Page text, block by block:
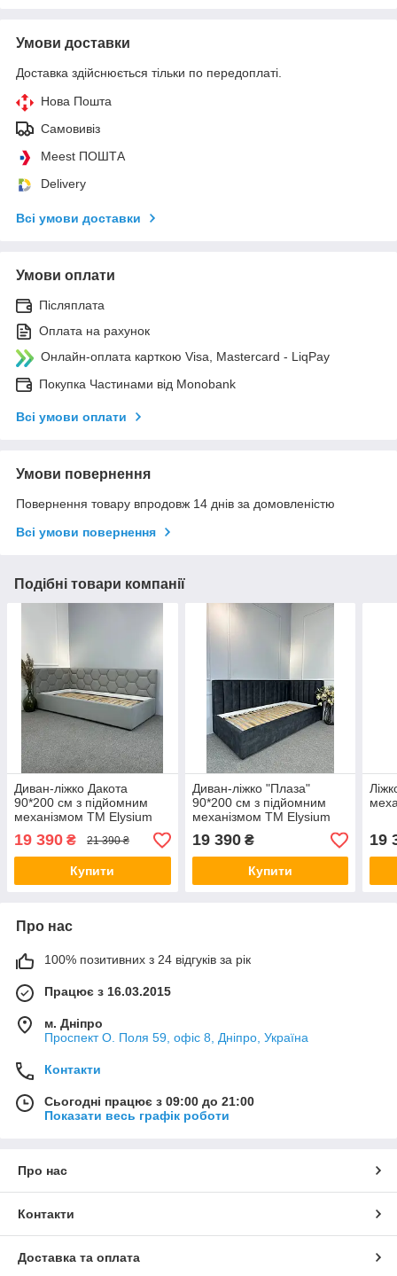
Умови доставки
Доставка здійснюється тільки по передоплаті.
Нова Пошта
Самовивіз
Meest ПОШТА
Delivery
Всі умови доставки
Умови оплати
Післяплата
Оплата на рахунок
Онлайн-оплата карткою Visa, Mastercard - LiqPay
Покупка Частинами від Monobank
Всі умови оплати
Умови повернення
Повернення товару впродовж 14 днів за домовленістю
Всі умови повернення
Подібні товари компанії
Диван-ліжко Дакота
90*200 см з підйомним
механізмом ТМ Elysium
19 390 ₴ 21 390 ₴
Купити
Диван-ліжко "Плаза"
90*200 см з підйомним
механізмом ТМ Elysium
19 390₴
Купити
19
Про нас
100% позитивних з 24 відгуків за рік
Працює з 16.03.2015
м. Дніпро
Проспект О. Поля 59, офіс 8, Дніпро, Україна
Контакти
Сьогодні працює з 09:00 до 21:00
Показати весь графік роботи
Про нас
Контакти
Доставка та оплата